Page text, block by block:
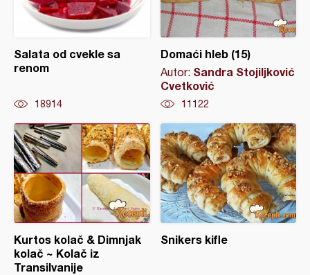
Salata od cvekle sa
renom
18914
Domaći hleb (15)
Autor: Sandra Stojiljković
Cvetković
11122
Kurtos kolač & Dimnjak
kolač ~ Kolač iz
Transilvanije
Snikers kifle